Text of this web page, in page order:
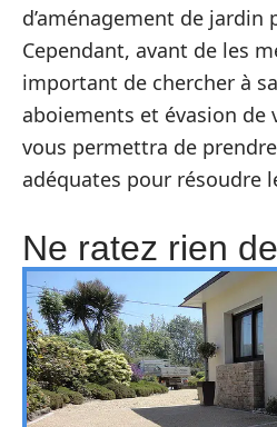
d’aménagement de jardin
Cependant, avant de les
important de chercher à
aboiements et évasion de
vous permettra de
adéquates pour résoudre
Ne ratez rien